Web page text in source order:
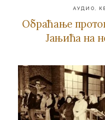
АУДИО
Обраћање
Јањића на